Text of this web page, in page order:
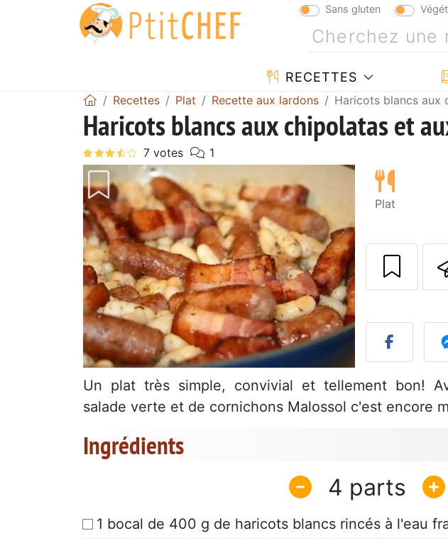
Sans gluten
RECETTES
Recettes Plat Recette aux lardons Haricots blancs aux
Haricots blancs aux chipolatas et
Plat
Un plat très simple, convivial et tellement bon!
salade verte et de cornichons Malossol c'est encore
Ingrédients
4
1 bocal de 400 g de haricots blancs rincés à l'eau